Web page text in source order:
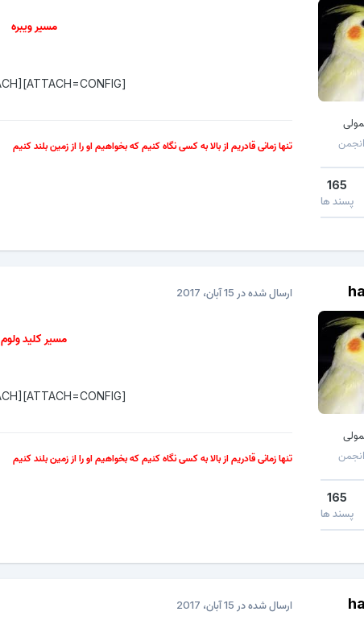
165
پسند ها
مسیر ویبره
[ATTACH=CONFIG]1232[/ATTACH]
تنها زمانی قادریم از بالا به کسی نگاه کنیم که بخواهیم او را از زمین بلند کنیم
165
پسند ها
ارسال شده در 15 آبان، 2017
مسیر کلید ولوم
[ATTACH=CONFIG]1233[/ATTACH]
تنها زمانی قادریم از بالا به کسی نگاه کنیم که بخواهیم او را از زمین بلند کنیم
ارسال شده در 15 آبان، 2017